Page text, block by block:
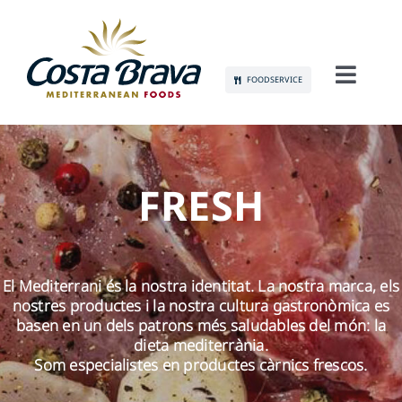
content
FOODSERVICE
CONEIX-NOS
SOSTENIBILITAT
PRODUCTES
COMUNICACIÓ
OCUPACIÓ
CONTACTE
FRESH
El Mediterrani és la nostra identitat. La nostra marca, els
nostres productes i la nostra cultura gastronòmica es
basen en un dels patrons més saludables del món: la
dieta mediterrània.
Som especialistes en productes càrnics frescos.